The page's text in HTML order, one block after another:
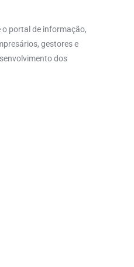
o portal de informação,
gestores e
dos